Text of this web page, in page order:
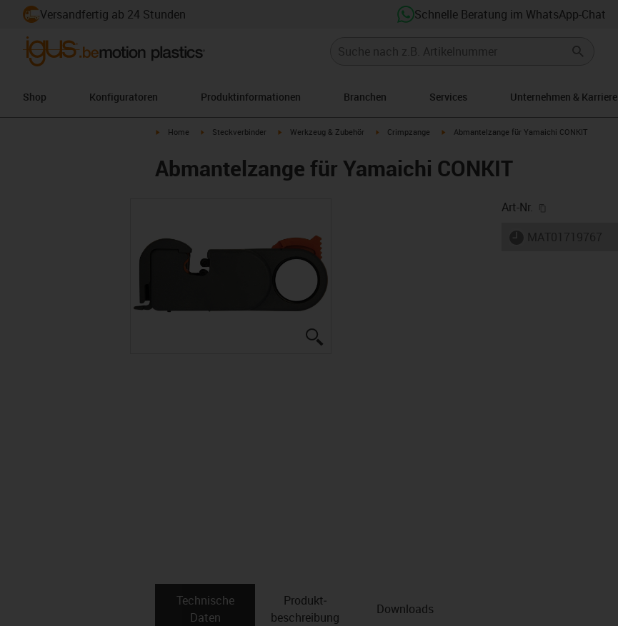
Versandfertig ab 24 Stunden Schnelle Beratung im WhatsApp-Chat
Shop Konfiguratoren Produktinformationen Branchen Services Unternehmen & Karriere
igus-icon-arrow-right
Home igus-icon-arrow-right
Steckverbinder igus-icon-arrow-right
Werkzeug & Zubehör igus-icon-arrow-right
Crimpzange igus-icon-arrow-right
Abmantelzange für Yamaichi CONKIT
Abmantelzange für Yamaichi CONKIT
Art-Nr.
Technische
Daten
Produkt­
beschreibung
Downloads